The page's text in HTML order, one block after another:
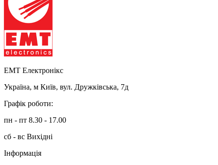
ЕМТ Електронікс
Україна, м Київ, вул. Дружківська, 7д
Графік роботи:
пн - пт 8.30 - 17.00
сб - вс Вихідні
Інформація